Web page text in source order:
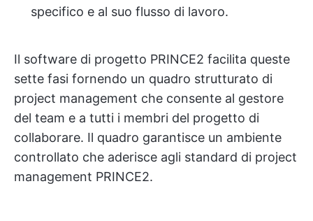
specifico e al suo flusso di lavoro.
Il software di progetto PRINCE2 facilita queste
sette fasi fornendo un quadro strutturato di
project management che consente al gestore
del team e a tutti i membri del progetto di
collaborare. Il quadro garantisce un ambiente
controllato che aderisce agli standard di project
management PRINCE2.